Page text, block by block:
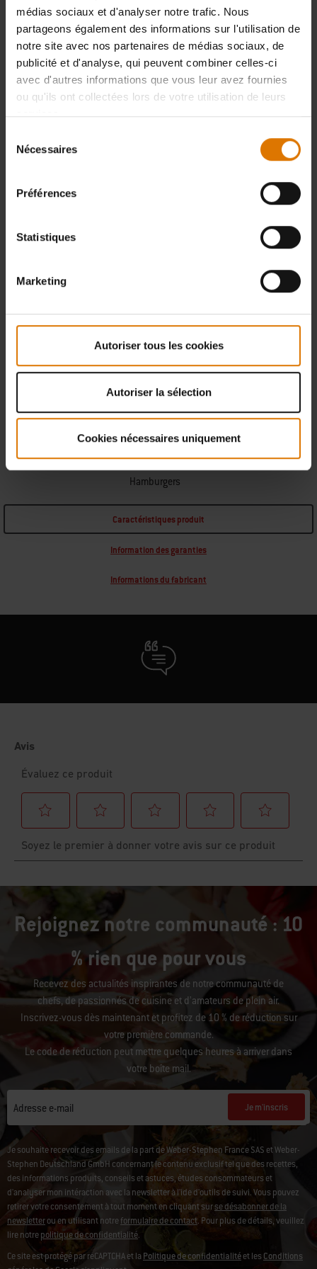
médias sociaux et d'analyser notre trafic. Nous
partageons également des informations sur l'utilisation de
notre site avec nos partenaires de médias sociaux, de
publicité et d'analyse, qui peuvent combiner celles-ci
avec d'autres informations que vous leur avez fournies
ou qu'ils ont collectées lors de votre utilisation de leurs
services.
Nécessaires
Préférences
Statistiques
Marketing
Autoriser tous les cookies
Autoriser la sélection
Cookies nécessaires uniquement
Pour les commandes d'un montant inférieur à 100 €, des frais de livraison
de 10 € s'appliquent.
Pour les colis, la livraison s'effectue sous 5 à 10 jours ouvrables et pour les
*La période de garantie est différente selon la
pièce. Voir conditions générales de la garantie.
En
CARACTÉRISTIQUES DU BARBECUE
De la place pour combien ?
x 9
Hamburgers
Caractéristiques produit
Information des garanties
Informations du fabricant
Rejoignez notre communauté : 10
% rien que pour vous
Recevez des actualités inspirantes de notre communauté de
chefs, de passionnés de cuisine et d’amateurs de plein air.
Inscrivez-vous dès maintenant et profitez de 10 % de réduction sur
votre première commande.
Le code de réduction peut mettre quelques heures à arriver dans
votre boîte mail.
Adresse e-mail Je m'inscris
Je souhaite recevoir des emails de la part de Weber-Stephen France SAS et Weber-
Stephen Deutschland GmbH concernant le contenu exclusif tel que des recettes,
des informations produits, conseils et astuces, études consommateurs et
d'analyser mon intéraction avec la newsletter à l'ide d'outils de suivi. Vous pouvez
retirer votre consentement à tout moment en cliquant surse désabonner de la
newsletterou en utilisant notreformulaire de contact. Pour plus de détails, veuillez
lire notrepolitique de confidentialité.
Ce site est protégé par reCAPTCHA et la Politique de confidentialitéet lesConditions